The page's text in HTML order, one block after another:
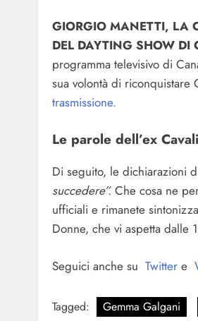
GIORGIO MANETTI, LA
DEL DAYTING SHOW DI
programma televisivo di
sua volontà di riconquistare
trasmissione.
Le parole dell’ex
Di seguito, le dichiarazioni
succedere”. Che cosa ne
ufficiali e rimanete
Donne, che vi aspetta dalle
Seguici anche su Twitter e
Tagged: Gemma Galgani